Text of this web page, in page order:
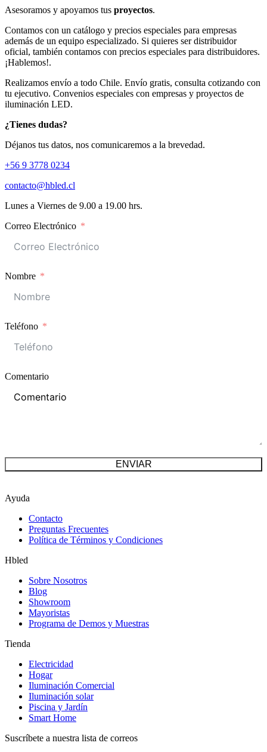
Asesoramos y apoyamos tus proyectos.
Contamos con un catálogo y precios especiales para empresas
además de un equipo especializado. Si quieres ser distribuidor
oficial, también contamos con precios especiales para distribuidores.
¡Hablemos!.
Realizamos envío a todo Chile. Envío gratis, consulta cotizando con
tu ejecutivo. Convenios especiales con empresas y proyectos de
iluminación LED.
¿Tienes dudas?
Déjanos tus datos, nos comunicaremos a la brevedad.
+56 9 3778 0234
contacto@hbled.cl
Lunes a Viernes de 9.00 a 19.00 hrs.
Correo Electrónico
Nombre
Teléfono
Comentario
ENVIAR
Ayuda
Contacto
Preguntas Frecuentes
Política de Términos y Condiciones
Hbled
Sobre Nosotros
Blog
Showroom
Mayoristas
Programa de Demos y Muestras
Tienda
Electricidad
Hogar
Iluminación Comercial
Iluminación solar
Piscina y Jardín
Smart Home
Suscríbete a nuestra lista de correos